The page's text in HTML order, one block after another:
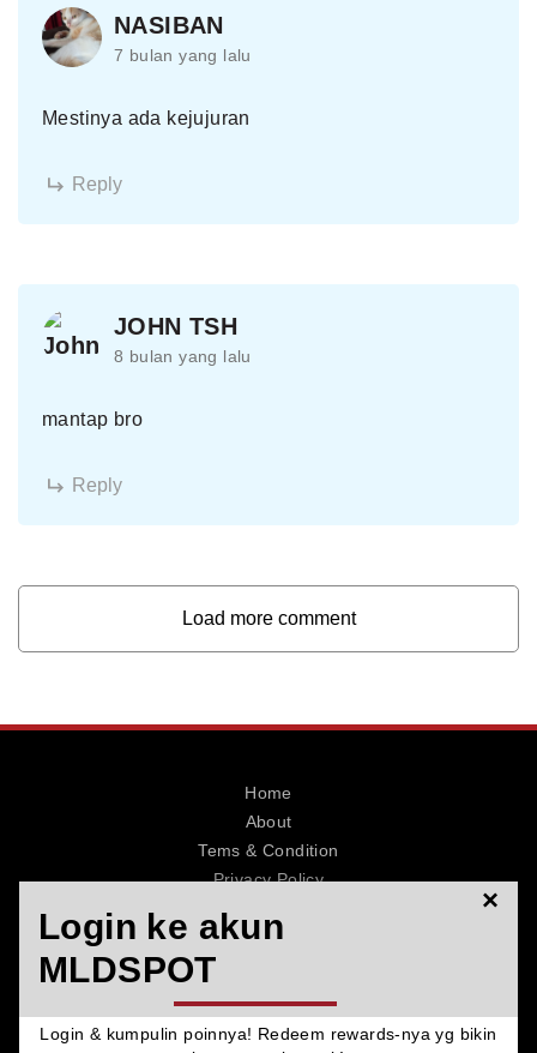
NASIBAN
7 bulan yang lalu
Mestinya ada kejujuran
Reply
JOHN TSH
8 bulan yang lalu
mantap bro
Reply
Load more comment
© 2026 MLDSPOT. All Rights Reserved.
Home
About
Tems & Condition
Privacy Policy
Login ke akun
MLDSPOT
×
Login & kumpulin poinnya! Redeem rewards-nya yg bikin